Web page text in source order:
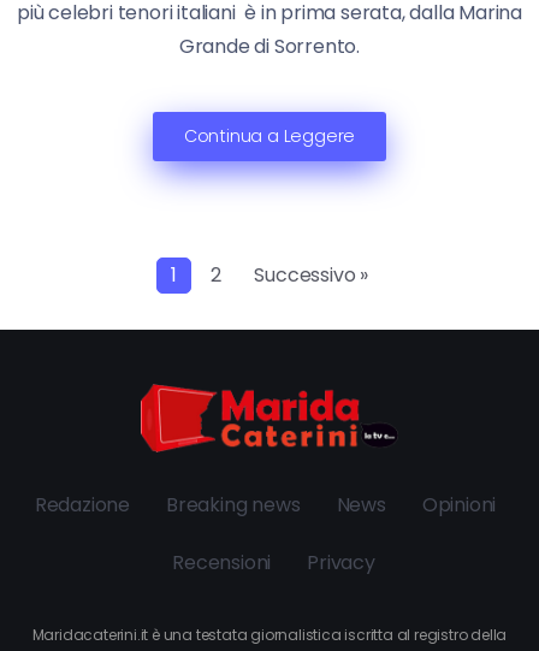
più celebri tenori italiani è in prima serata, dalla Marina
Grande di Sorrento.
Continua a Leggere
1 2 Successivo »
Redazione Breaking news News Opinioni
Recensioni Privacy
Maridacaterini.it è una testata giornalistica iscritta al registro della